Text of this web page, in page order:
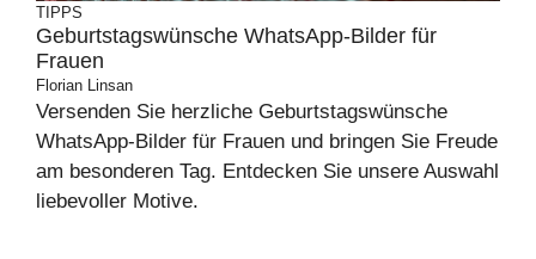
TIPPS
Geburtstagswünsche WhatsApp-Bilder für
Frauen
Florian Linsan
Versenden Sie herzliche Geburtstagswünsche
WhatsApp-Bilder für Frauen und bringen Sie Freude
am besonderen Tag. Entdecken Sie unsere Auswahl
liebevoller Motive.